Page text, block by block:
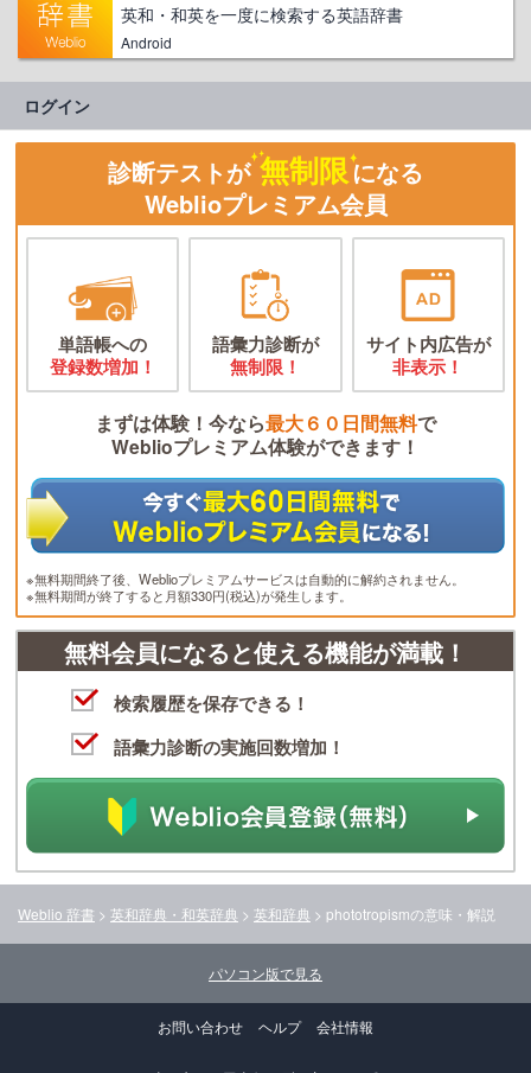
英和・和英を一度に検索する英語辞書
Android
ログイン
診断テストが 無制限になる
Weblioプレミアム会員
単語帳への
登録数増加！
語彙力診断が
無制限！
サイト内広告が
非表示！
まずは体験！今なら最大６０日間無料で
Weblioプレミアム体験ができます！
※無料期間終了後、Weblioプレミアムサービスは自動的に解約されません。
※無料期間が終了すると月額330円(税込)が発生します。
無料会員になると使える機能が満載！
検索履歴を保存できる！
語彙力診断の実施回数増加！
Weblio 辞書 > 英和辞典・和英辞典 > 英和辞典 > phototropismの意味・解説
パソコン版で見る
お問い合わせ ヘルプ 会社情報